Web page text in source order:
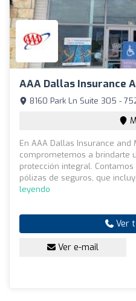
AAA Dallas Insurance
8160 Park Ln Suite 305 -
En AAA Dallas Insurance and
comprometemos a brindarte
protección integral.
pólizas de seguros, que
leyendo
Ver
Ver e-mail